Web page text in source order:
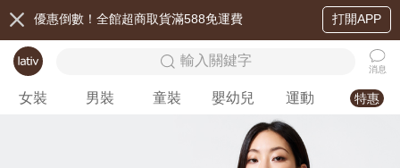
優惠倒數！全館超商取貨滿588免運費 打開APP
輸入關鍵字
消息
女裝 男裝 童裝 嬰幼兒 運動 特惠